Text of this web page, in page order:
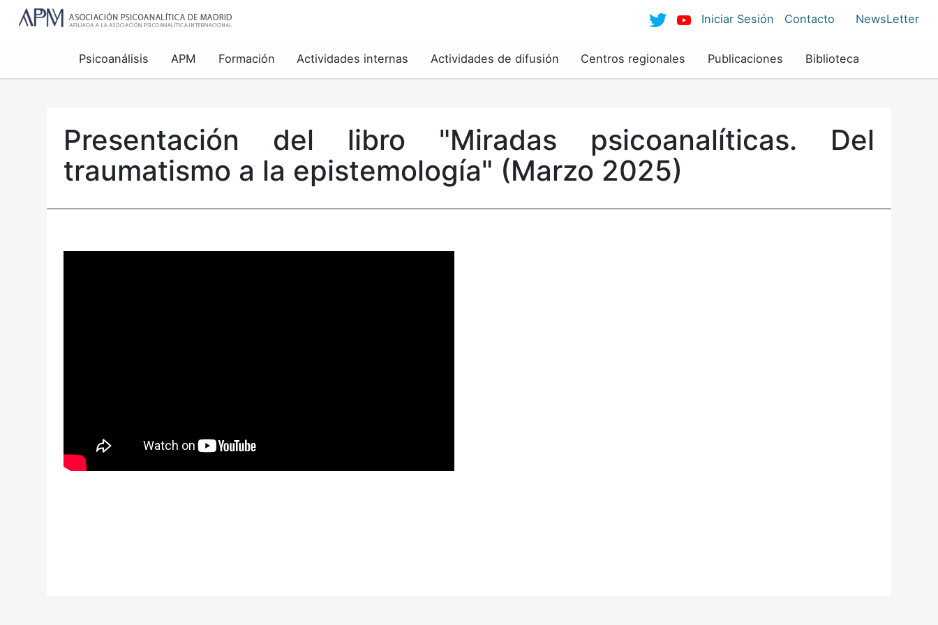
Iniciar Sesión Contacto NewsLetter
Psicoanálisis APM Formación Actividades internas Actividades de difusión Centros regionales Publicaciones Biblioteca
Presentación del libro "Miradas psicoanalíticas. Del
traumatismo a la epistemología" (Marzo 2025)